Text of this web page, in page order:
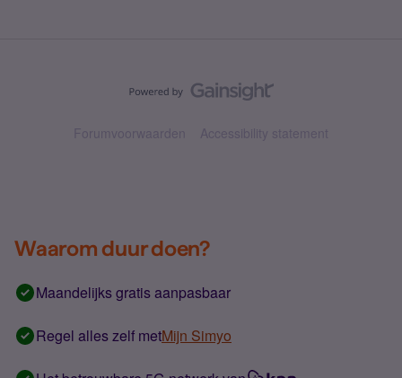
Forumvoorwaarden Accessibility statement
Waarom duur doen?
Maandelijks gratis aanpasbaar
Regel alles zelf metMijn Simyo